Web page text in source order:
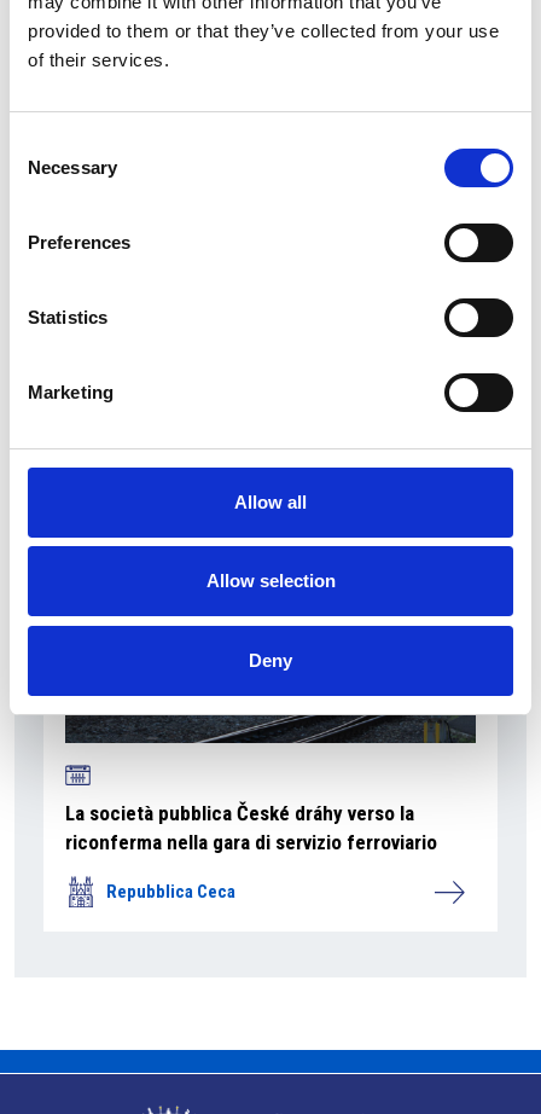
provided to them or that they’ve collected from your use
of their services.
Selection
Necessary
Preferences
Statistics
Marketing
Allow all
Allow selection
Deny
Repubblica Ceca
La Škoda avvia la produzione del suo SUV Peaq
La società pubblica České dráhy verso la
riconferma nella gara di servizio ferroviario
Repubblica Ceca